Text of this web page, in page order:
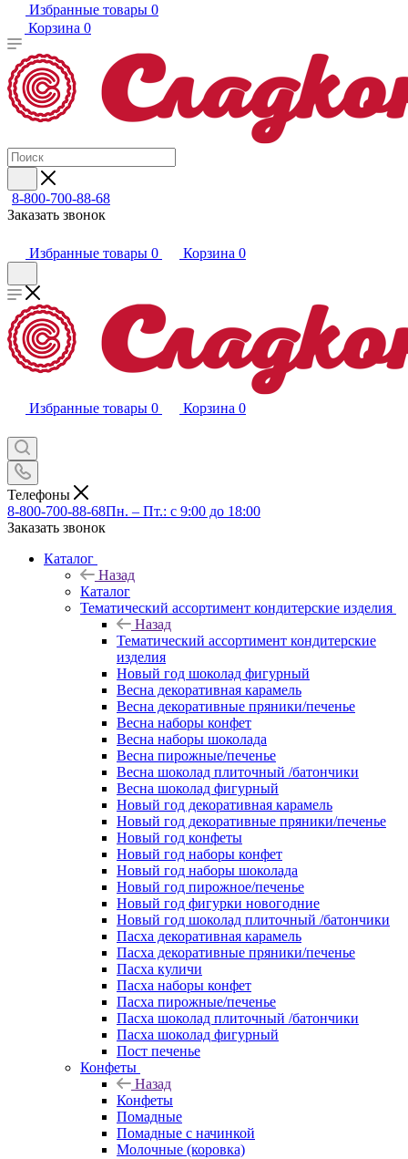
Избранные товары 0
Корзина 0
8-800-700-88-68
Заказать звонок
Избранные товары 0 Корзина 0
Избранные товары 0 Корзина 0
Телефоны
8-800-700-88-68Пн. – Пт.: с 9:00 до 18:00
Заказать звонок
Каталог
Назад
Каталог
Тематический ассортимент кондитерские изделия
Назад
Тематический ассортимент кондитерские
изделия
Новый год шоколад фигурный
Весна декоративная карамель
Весна декоративные пряники/печенье
Весна наборы конфет
Весна наборы шоколада
Весна пирожные/печенье
Весна шоколад плиточный /батончики
Весна шоколад фигурный
Новый год декоративная карамель
Новый год декоративные пряники/печенье
Новый год конфеты
Новый год наборы конфет
Новый год наборы шоколада
Новый год пирожное/печенье
Новый год фигурки новогодние
Новый год шоколад плиточный /батончики
Пасха декоративная карамель
Пасха декоративные пряники/печенье
Пасха куличи
Пасха наборы конфет
Пасха пирожные/печенье
Пасха шоколад плиточный /батончики
Пасха шоколад фигурный
Пост печенье
Конфеты
Назад
Конфеты
Помадные
Помадные с начинкой
Молочные (коровка)